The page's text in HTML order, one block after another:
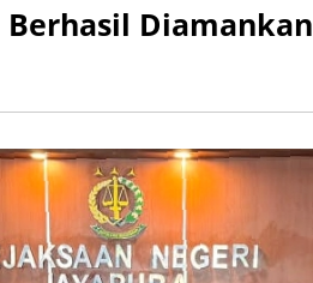
Berhasil Diamankan